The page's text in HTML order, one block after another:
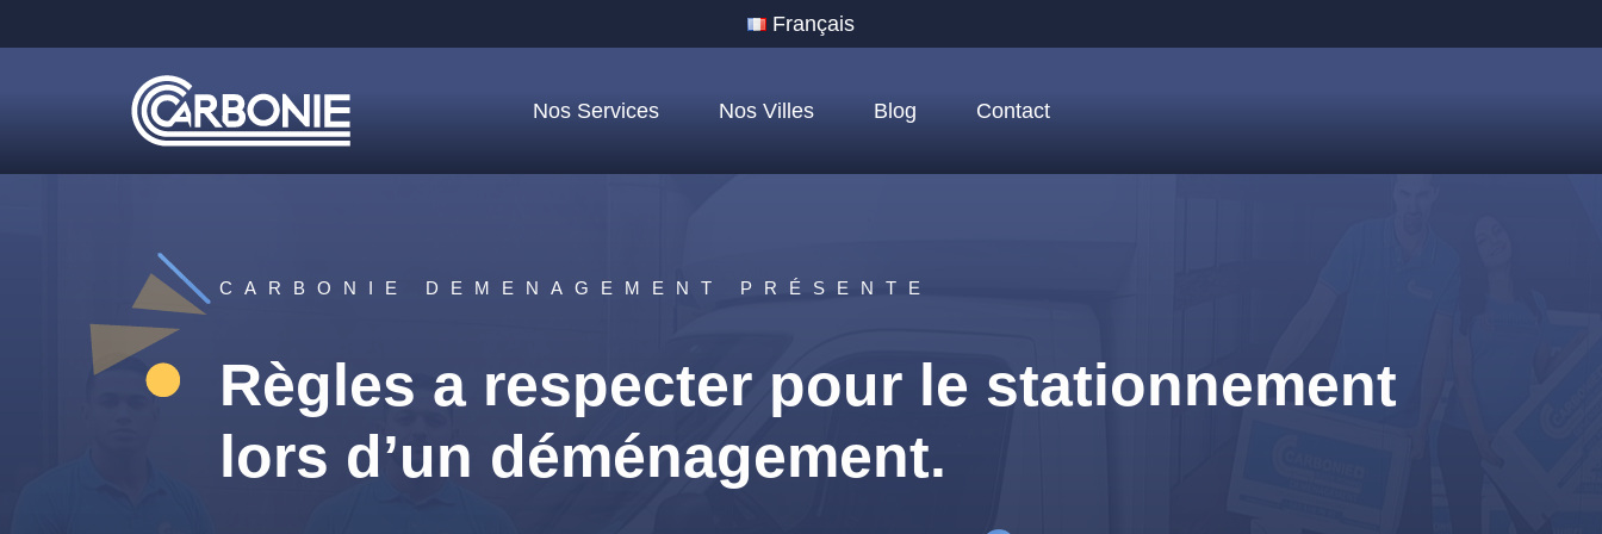
Français
Nos Services Nos Villes Blog Contact
CARBONIE DEMENAGEMENT PRÉSENTE
Règles a respecter pour le stationnement
lors d’un déménagement.